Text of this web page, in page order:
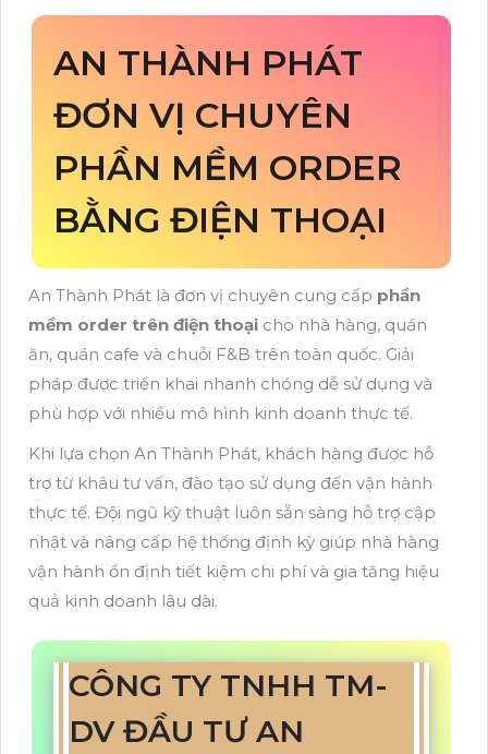
AN THÀNH PHÁT
ĐƠN VỊ CHUYÊN
PHẦN MỀM ORDER
BẰNG ĐIỆN THOẠI
An Thành Phát là đơn vị chuyên cung cấp phần
mềm order trên điện thoại cho nhà hàng, quán
ăn, quán cafe và chuỗi F&B trên toàn quốc. Giải
pháp được triển khai nhanh chóng dễ sử dụng và
phù hợp với nhiều mô hình kinh doanh thực tế.
Khi lựa chọn An Thành Phát, khách hàng được hỗ
trợ từ khâu tư vấn, đào tạo sử dụng đến vận hành
thực tế. Đội ngũ kỹ thuật luôn sẵn sàng hỗ trợ cập
nhật và nâng cấp hệ thống định kỳ giúp nhà hàng
vận hành ổn định tiết kiệm chi phí và gia tăng hiệu
quả kinh doanh lâu dài.
CÔNG TY TNHH TM-
DV ĐẦU TƯ AN